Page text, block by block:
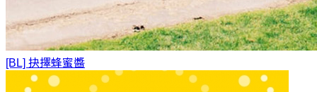
[BL] 抉擇蜂蜜醬